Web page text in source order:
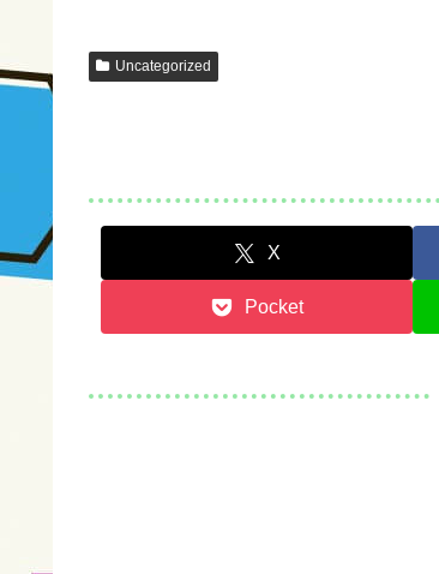
Uncategorized
X
Pocket